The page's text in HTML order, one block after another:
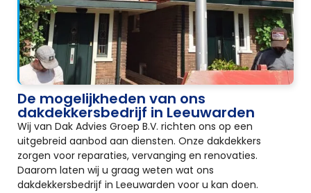
De mogelijkheden van ons
dakdekkersbedrijf in Leeuwarden
Wij van Dak Advies Groep B.V. richten ons op een
uitgebreid aanbod aan diensten. Onze dakdekkers
zorgen voor reparaties, vervanging en renovaties.
Daarom laten wij u graag weten wat ons
dakdekkersbedrijf in Leeuwarden voor u kan doen.